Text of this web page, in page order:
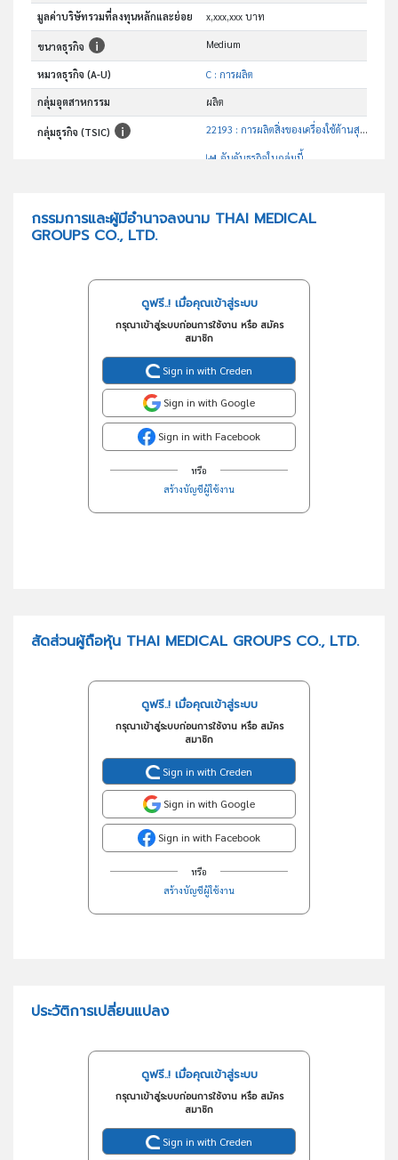
มูลค่าบริษัทรวมที่ลงทุนหลักและย่อย x,xxx,xxx บาท
ขนาดธุรกิจ Medium
หมวดธุรกิจ (A-U) C : การผลิต
กลุ่มอุตสาหกรรม ผลิต
กลุ่มธุรกิจ (TSIC) 22193 : การผลิตสิ่งของเครื่องใช้ด้านสุขอนามัยหรือเภสัชกรรมที่ทำ จากยาง
อันดับธุรกิจในกลุ่มนี้
กรรมการและผู้มีอำนาจลงนาม THAI MEDICAL
GROUPS CO., LTD.
ดูฟรี..! เมื่อคุณเข้าสู่ระบบ
กรุณาเข้าสู่ระบบก่อนการใช้งาน หรือ สมัคร
สมาชิก
Sign in with Creden
Sign in with Google
Sign in with Facebook
หรือ
สร้างบัญชีผู้ใช้งาน
สัดส่วนผู้ถือหุ้น THAI MEDICAL GROUPS CO., LTD.
ดูฟรี..! เมื่อคุณเข้าสู่ระบบ
กรุณาเข้าสู่ระบบก่อนการใช้งาน หรือ สมัคร
สมาชิก
Sign in with Creden
Sign in with Google
Sign in with Facebook
หรือ
สร้างบัญชีผู้ใช้งาน
ประวัติการเปลี่ยนแปลง
ดูฟรี..! เมื่อคุณเข้าสู่ระบบ
กรุณาเข้าสู่ระบบก่อนการใช้งาน หรือ สมัคร
สมาชิก
Sign in with Creden